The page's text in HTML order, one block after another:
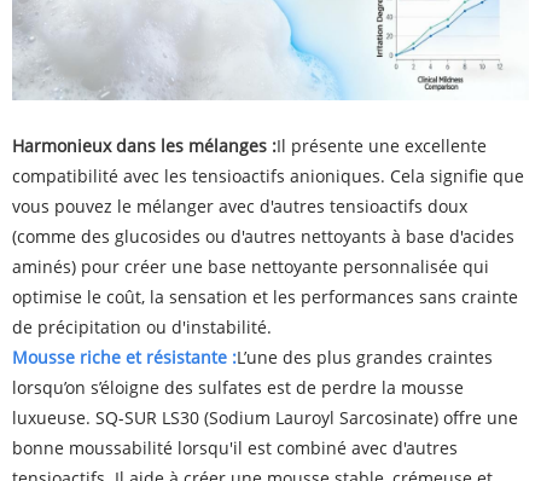
Harmonieux dans les mélanges :Il présente une excellente
compatibilité avec les tensioactifs anioniques. Cela signifie que
vous pouvez le mélanger avec d'autres tensioactifs doux
(comme des glucosides ou d'autres nettoyants à base d'acides
aminés) pour créer une base nettoyante personnalisée qui
optimise le coût, la sensation et les performances sans crainte
de précipitation ou d'instabilité.
Mousse riche et résistante :L’une des plus grandes craintes
lorsqu’on s’éloigne des sulfates est de perdre la mousse
luxueuse. SQ-SUR LS30 (Sodium Lauroyl Sarcosinate) offre une
bonne moussabilité lorsqu'il est combiné avec d'autres